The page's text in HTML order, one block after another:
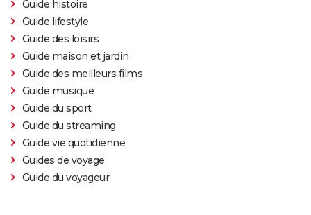
Guide histoire
Guide lifestyle
Guide des loisirs
Guide maison et jardin
Guide des meilleurs films
Guide musique
Guide du sport
Guide du streaming
Guide vie quotidienne
Guides de voyage
Guide du voyageur